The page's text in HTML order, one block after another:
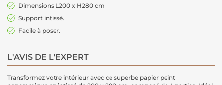
Dimensions L200 x H280 cm
Support intissé.
Facile à poser.
L'AVIS DE L'EXPERT
Transformez votre intérieur avec ce superbe papier peint